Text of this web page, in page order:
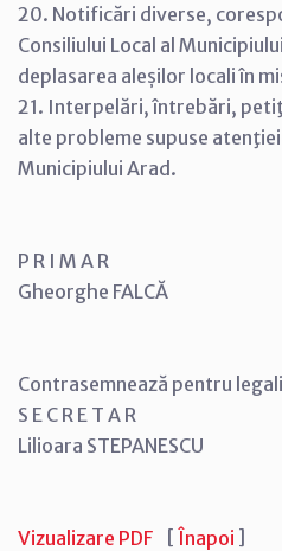
20. Notificări diverse,
Consiliului Local al
deplasarea aleșilor locali în
21. Interpelări, întrebări,
alte probleme supuse atenţiei
Municipiului Arad.
P R I M A R
Gheorghe FALCĂ
Contrasemnează pentru
S E C R E T A R
Lilioara STEPANESCU
Vizualizare PDF [ Înapoi ]